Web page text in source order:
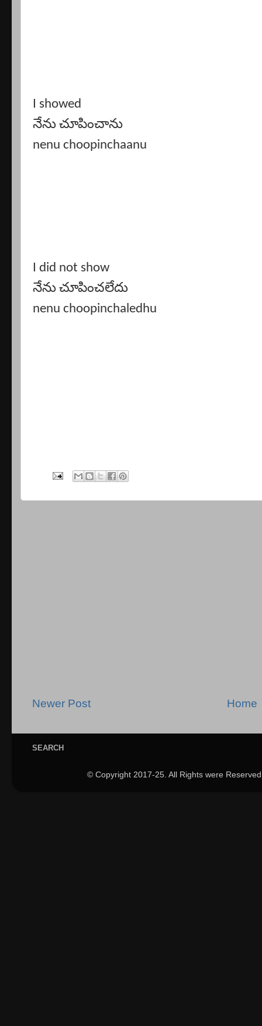
I showed
నేను చూపించాను
nenu choopinchaanu
I did not show
నేను చూపించలేదు
nenu choopinchaledhu
Newer Post Home
SEARCH
© Copyright 2017-25. All Rights were